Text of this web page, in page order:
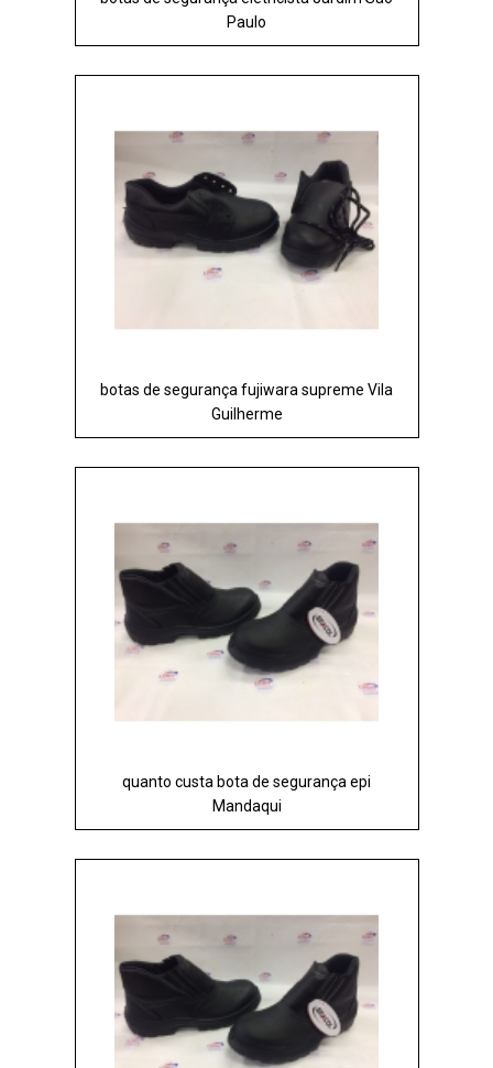
Paulo
botas de segurança fujiwara supreme Vila
Guilherme
quanto custa bota de segurança epi
Mandaqui